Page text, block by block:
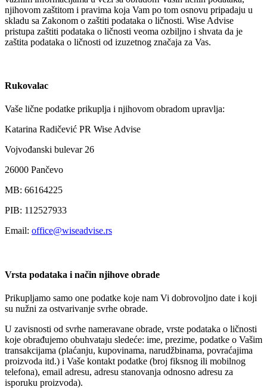
njihovom zaštitom i pravima koja Vam po tom osnovu pripadaju u
skladu sa Zakonom o zaštiti podataka o ličnosti. Wise Advise
pristupa zaštiti podataka o ličnosti veoma ozbiljno i shvata da je
zaštita podataka o ličnosti od izuzetnog značaja za Vas.
Rukovalac
Vaše lične podatke prikuplja i njihovom obradom upravlja:
Katarina Radičević PR Wise Advise
Vojvođanski bulevar 26
26000 Pančevo
MB: 66164225
PIB: 112527933
Email: office@wiseadvise.rs
Vrsta podataka i način njihove obrade
Prikupljamo samo one podatke koje nam Vi dobrovoljno date i koji
su nužni za ostvarivanje svrhe obrade.
U zavisnosti od svrhe nameravane obrade, vrste podataka o ličnosti
koje obrađujemo obuhvataju sledeće: ime, prezime, podatke o Vašim
transakcijama (plaćanju, kupovinama, narudžbinama, povraćajima
proizvoda itd.) i Vaše kontakt podatke (broj fiksnog ili mobilnog
telefona), email adresu, adresu stanovanja odnosno adresu za
isporuku proizvoda).